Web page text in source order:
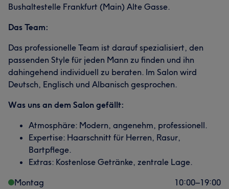
Bushaltestelle Frankfurt (Main) Alte Gasse.
Das Team:
Das professionelle Team ist darauf spezialisiert, den
passenden Style für jeden Mann zu finden und ihn
dahingehend individuell zu beraten. Im Salon wird
Deutsch, Englisch und Albanisch gesprochen.
Was uns an dem Salon gefällt:
Atmosphäre: Modern, angenehm, professionell.
Expertise: Haarschnitt für Herren, Rasur,
Bartpflege.
Extras: Kostenlose Getränke, zentrale Lage.
Montag
10:00–19:00